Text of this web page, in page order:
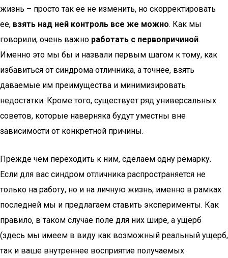
жизнь – просто так ее не изменить, но скорректировать
ее, взять над ней контроль все же можно. Как мы
говорили, очень важно работать с первопричиной.
Именно это мы бы и назвали первым шагом к тому, как
избавиться от синдрома отличника, а точнее, взять
даваемые им преимущества и минимизировать
недостатки. Кроме того, существует ряд универсальных
советов, которые наверняка будут уместны вне
зависимости от конкретной причины.
Прежде чем переходить к ним, сделаем одну ремарку.
Если для вас синдром отличника распространяется не
только на работу, но и на личную жизнь, именно в рамках
последней мы и предлагаем ставить эксперименты. Как
правило, в таком случае поле для них шире, а ущерб
(здесь мы имеем в виду как возможный реальный ущерб,
так и ваше внутреннее восприятие получаемых